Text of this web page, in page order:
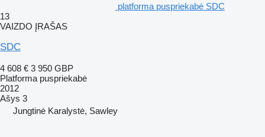
platforma puspriekabė SDC
13
VAIZDO ĮRAŠAS
SDC
4 608 € 3 950 GBP
Platforma puspriekabė
2012
Ašys 3
Jungtinė Karalystė, Sawley